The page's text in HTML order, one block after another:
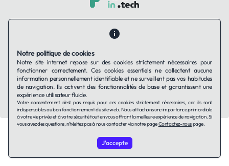
Politique de confidentialité
LinkedIn
© 2026 TAFFin.Tech. Tous droits réservés.
Notre politique de cookies
Notre site internet repose sur des cookies strictement nécessaires pour
fonctionner correctement. Ces cookies essentiels ne collectent aucune
information personnellement identifiable et ne surveillent pas vos habitudes
de navigation. Ils activent des fonctionnalités de base et garantissent une
expérience utilisateur fluide.
Votre consentement n'est pas requis pour ces cookies strictement nécessaires, car ils sont
indispensables au bon fonctionnement du site web. Nous attachons une importance primordiale
à votre vie privée et à votre sécurité tout en vous offrant la meilleure expérience de navigation. Si
vous avez des questions, n'hésitez pas à nous contacter via notre pageContactez-nouspage.
J'accepte